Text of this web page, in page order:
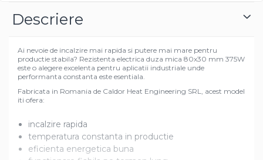
Descriere
Ai nevoie de incalzire mai rapida si putere mai mare pentru
productie stabila? Rezistenta electrica duza mica 80x30 mm 375W
este o alegere excelenta pentru aplicatii industriale unde
performanta constanta este esentiala.
Fabricata in Romania de Caldor Heat Engineering SRL, acest model
iti ofera:
incalzire rapida
temperatura constanta in productie
eficienta energetica buna